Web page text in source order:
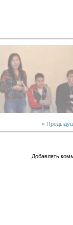
«
Добавлять